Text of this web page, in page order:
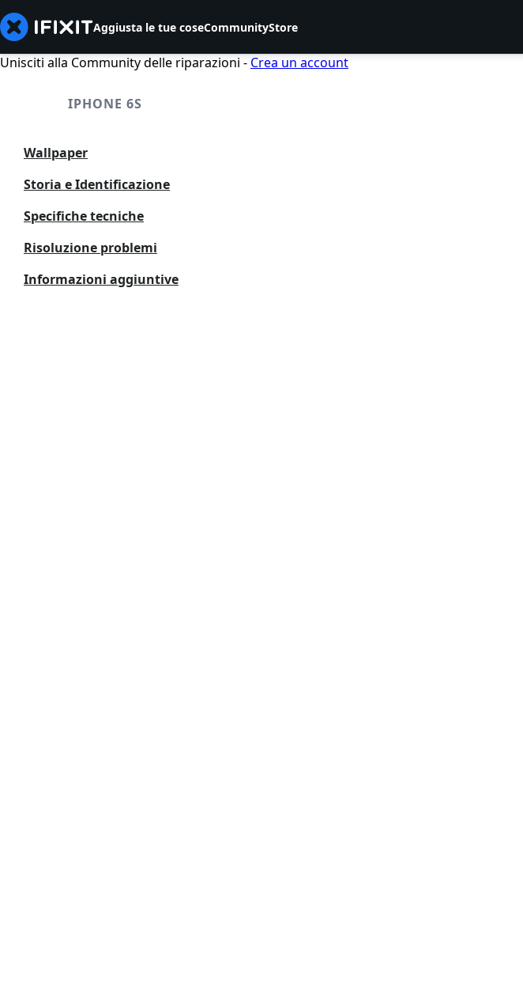
Aggiusta le tue coseCommunityStore
Unisciti alla Community delle riparazioni - Crea un account
IPHONE 6S
Wallpaper
Storia e Identificazione
Specifiche tecniche
Risoluzione problemi
Informazioni aggiuntive